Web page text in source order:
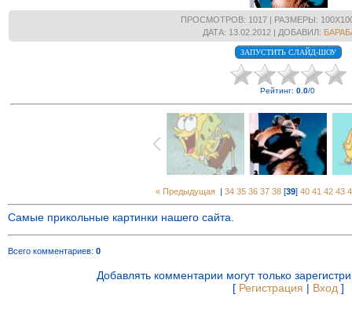
ПРОСМОТРОВ: 1017 | РАЗМЕРЫ:
ДАТА: 13.02.2012 | ДОБАВИЛ:
Рейтинг:0.0/0
« Предыдущая | 34 35 36 37 38 [39] 40 41 42 43
Самые прикольные картинки нашего сайта.
Всего комментариев: 0
Добавлять комментарии могут только
[ Регистрация | Вход ]